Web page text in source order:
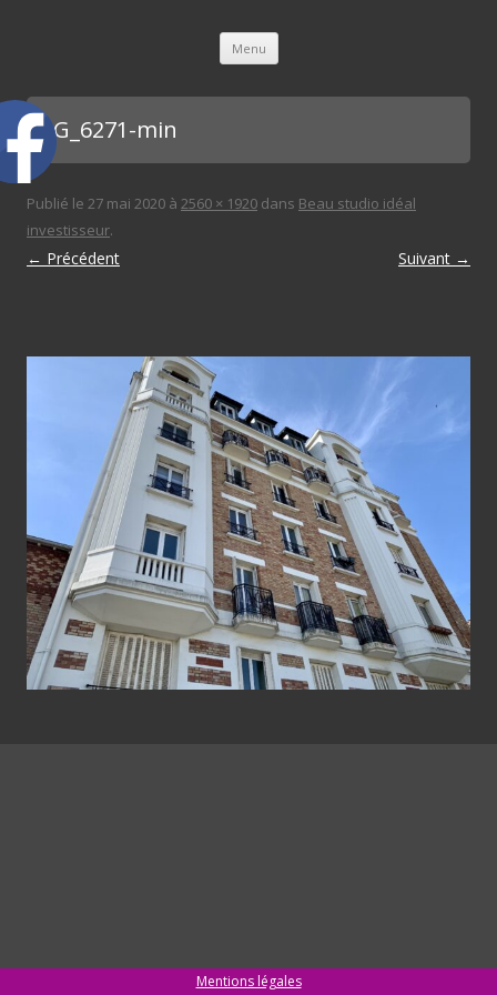
Menu Aller au contenu principal
IMG_6271-min
Publié le 27 mai 2020 à 2560 × 1920 dans Beau studio idéal
investisseur.
← Précédent Suivant →
Mentions légales